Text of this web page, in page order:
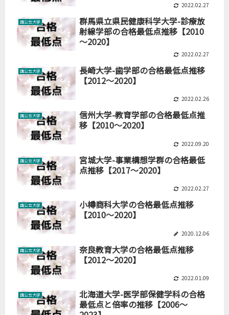
2022.02.27
国公立大学
群馬県立県民健康科学大学-診療放
射線学部の合格最低点推移【2010
～2020】
2022.02.27
国公立大学
長崎大学-歯学部の合格最低点推移
【2012～2020】
2022.02.26
国公立大学
信州大学-教育学部の合格最低点推
移【2010～2020】
2022.09.20
国公立大学
宮城大学-事業構想学群の合格最低
点推移【2017～2020】
2022.02.27
国公立大学
小樽商科大学の合格最低点推移
【2010～2020】
2020.12.06
国公立大学
奈良教育大学の合格最低点推移
【2012～2020】
2022.01.09
国公立大学
北海道大学-医学部保健学科の合格
最低点と倍率の推移【2006～